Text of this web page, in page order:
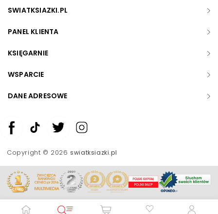
SWIATKSIAZKI.PL
PANEL KLIENTA
KSIĘGARNIE
WSPARCIE
DANE ADRESOWE
Copyright © 2026swiatksiazki.pl
Zwiększ rozmiar czcionki
Skala szarości